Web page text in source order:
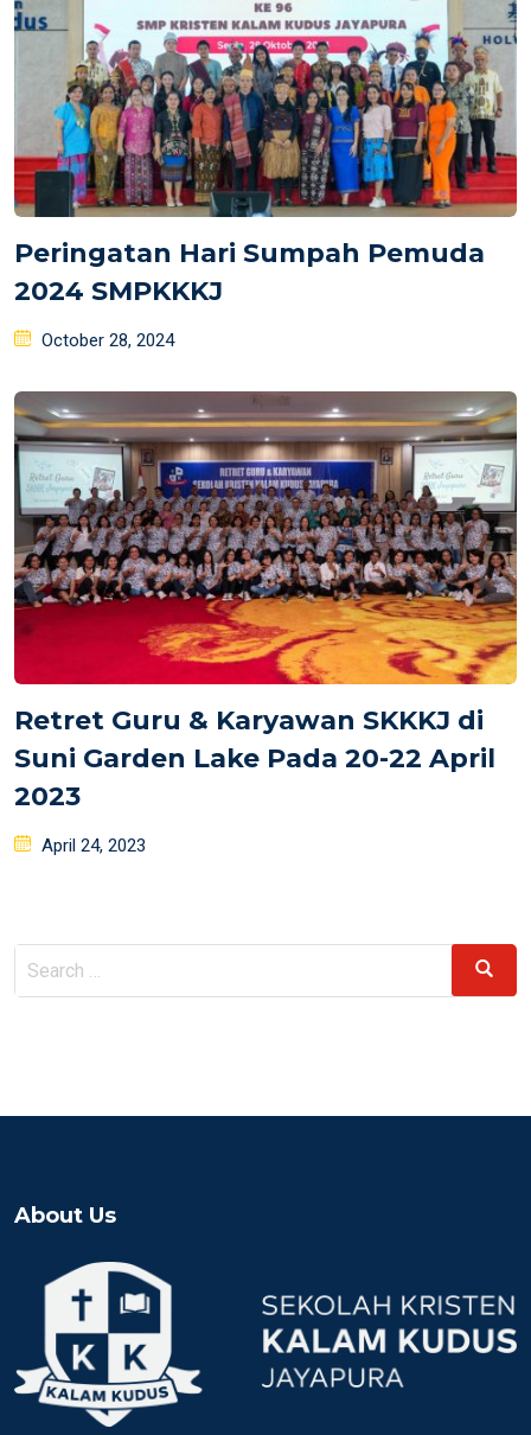
Peringatan Hari Sumpah Pemuda
2024 SMPKKKJ
Posted
October 28, 2024
Retret Guru & Karyawan SKKKJ di
Suni Garden Lake Pada 20-22 April
2023
Posted
April 24, 2023
Search
Search
About Us